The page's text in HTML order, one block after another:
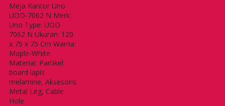
Meja Kantor Uno
UOD-7062 N Merk:
Uno Type: UOD-
7062 N Ukuran: 120
x 75 x 75 Cm Warna:
Maple-White
Material: Partikel
board lapis
melamine, Aksesoris:
Metal Leg, Cable
Hole